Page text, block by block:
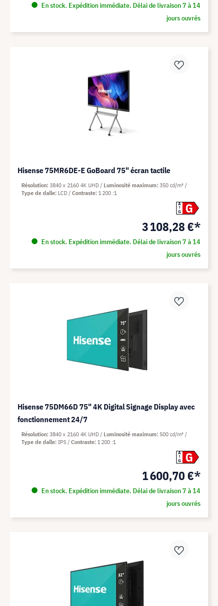
En stock. Expédition immédiate. Délai de livraison 7 à 14
jours ouvrés
Hisense 75MR6DE-E GoBoard 75" écran tactile
A
G
G
3 108,28 €*
En stock. Expédition immédiate. Délai de livraison 7 à 14
jours ouvrés
Résolution 3840 x 2160 4K UHD Luminosité maximum 350 cd/m²
Type de dalle LCD Contraste 1 200 :1
Hisense 75DM66D 75" 4K Digital Signage Display avec
fonctionnement 24/7
A
G
G
1 600,70 €*
En stock. Expédition immédiate. Délai de livraison 7 à 14
jours ouvrés
Résolution 3840 x 2160 4K UHD Luminosité maximum 500 cd/m²
Type de dalle IPS Contraste 1 200 :1